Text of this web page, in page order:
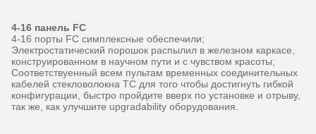
4-16 панель FC
4-16 порты FC симплексные обеспечили;
Электростатический порошок распылил в железном каркасе,
конструированном в научном пути и с чувством красоты;
Соответствуенный всем пультам временных соединительных
кабелей стекловолокна TC для того чтобы достигнуть гибкой
конфигурации, быстро пройдите вверх по установке и отрыву,
так же, как улучшите upgradability оборудования.